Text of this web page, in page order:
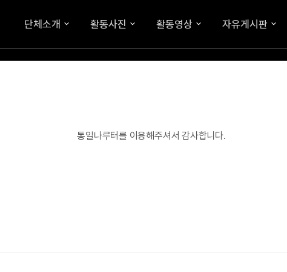
단체소개 활동사진 활동영상 자유게시판
통일나루터를 이용해주셔서 감사합니다.